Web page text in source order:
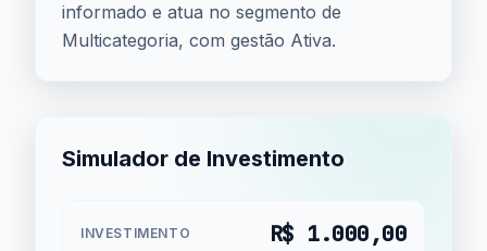
informado e atua no segmento de
Multicategoria, com gestão Ativa.
Simulador de Investimento
INVESTIMENTO R$ 1.000,00